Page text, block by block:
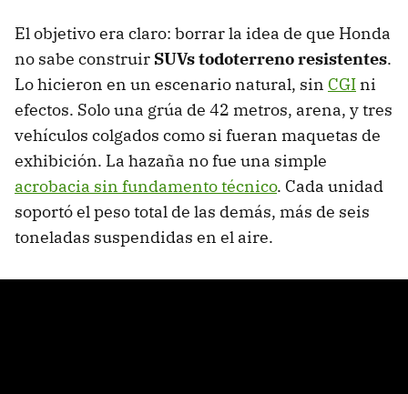
El objetivo era claro: borrar la idea de que Honda
no sabe construir SUVs todoterreno resistentes.
Lo hicieron en un escenario natural, sin CGI ni
efectos. Solo una grúa de 42 metros, arena, y tres
vehículos colgados como si fueran maquetas de
exhibición. La hazaña no fue una simple
acrobacia sin fundamento técnico. Cada unidad
soportó el peso total de las demás, más de seis
toneladas suspendidas en el aire.